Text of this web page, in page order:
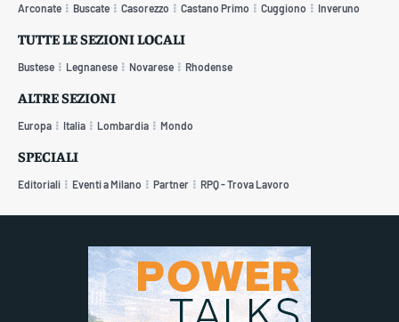
Arconate Buscate Casorezzo Castano Primo Cuggiono Inveruno
TUTTE LE SEZIONI LOCALI
Bustese Legnanese Novarese Rhodense
ALTRE SEZIONI
Europa Italia Lombardia Mondo
SPECIALI
Editoriali Eventi a Milano Partner RPQ - Trova Lavoro